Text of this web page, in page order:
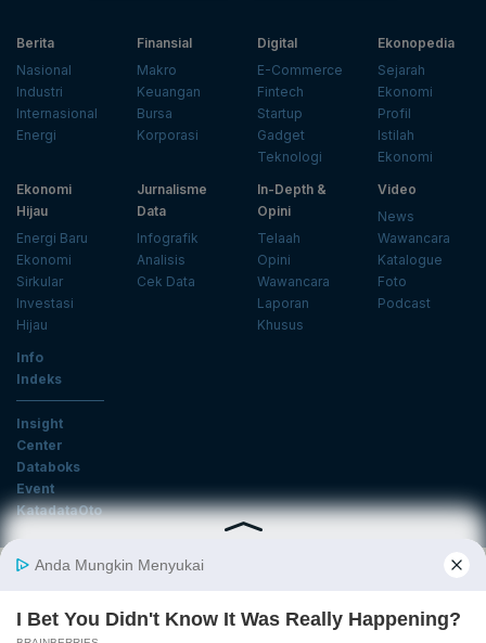
Berita
Nasional
Industri
Internasional
Energi
Finansial
Makro
Keuangan
Bursa
Korporasi
Digital
E-Commerce
Fintech
Startup
Gadget
Teknologi
Ekonopedia
Sejarah
Ekonomi
Profil
Istilah
Ekonomi
Ekonomi
Hijau
Energi Baru
Ekonomi
Sirkular
Investasi
Hijau
Jurnalisme
Data
Infografik
Analisis
Cek Data
In-Depth &
Opini
Telaah
Opini
Wawancara
Laporan
Khusus
Video
News
Wawancara
Katalogue
Foto
Podcast
Info
Indeks
Insight
Center
Databoks
Event
KatadataOto
Langganan Newsletter
Daftar